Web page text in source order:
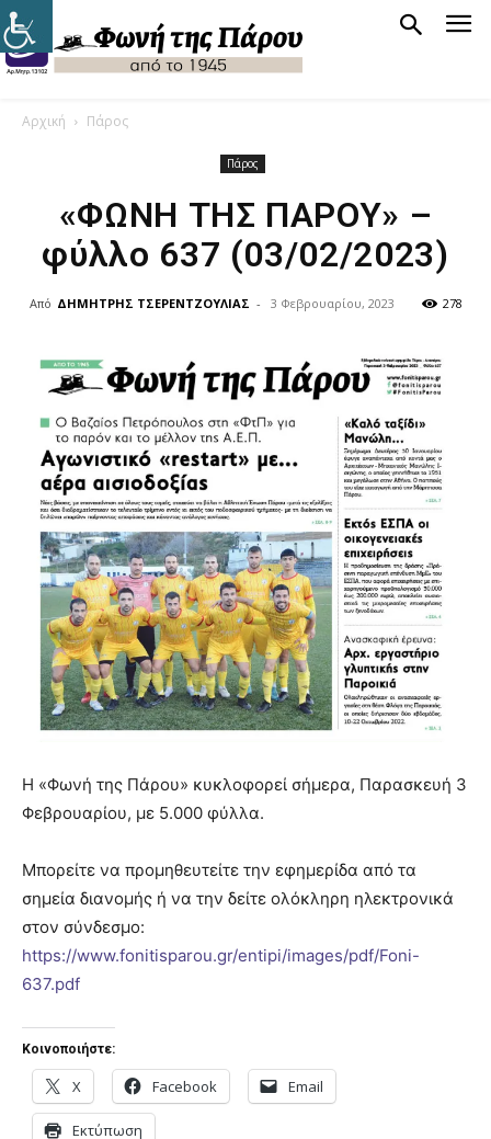
Αρχική Πάρος
Πάρος
«ΦΩΝΗ ΤΗΣ ΠΑΡΟΥ» –
φύλλο 637 (03/02/2023)
Από ΔΗΜΗΤΡΗΣ ΤΣΕΡΕΝΤΖΟΥΛΙΑΣ - 3 Φεβρουαρίου, 2023 278
Η «Φωνή της Πάρου» κυκλοφoρεί σήμερα, Παρασκευή 3
Φεβρουαρίου, με 5.000 φύλλα.
Μπορείτε να προμηθευτείτε την εφημερίδα από τα
σημεία διανομής ή να την δείτε ολόκληρη ηλεκτρονικά
στον σύνδεσμο:
https://www.fonitisparou.gr/entipi/images/pdf/Foni-
637.pdf
Κοινοποιήστε:
X Facebook Email
Εκτύπωση